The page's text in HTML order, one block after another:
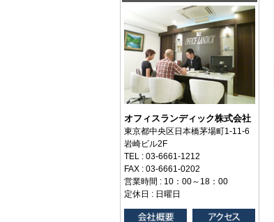
オフィスランディック株式会社
東京都中央区日本橋茅場町1-11-6
岩崎ビル2F
TEL : 03-6661-1212
FAX : 03-6661-0202
営業時間 : 10：00～18：00
定休日 : 日曜日